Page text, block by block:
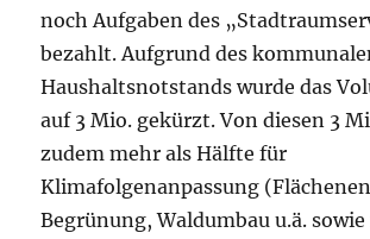
noch Aufgaben des
bezahlt. Aufgrund des
Haushaltsnotstands wurde das
auf 3 Mio. gekürzt. Von diesen 3
zudem mehr als Hälfte für
Klimafolgenanpassung
Begrünung, Waldumbau u.ä.